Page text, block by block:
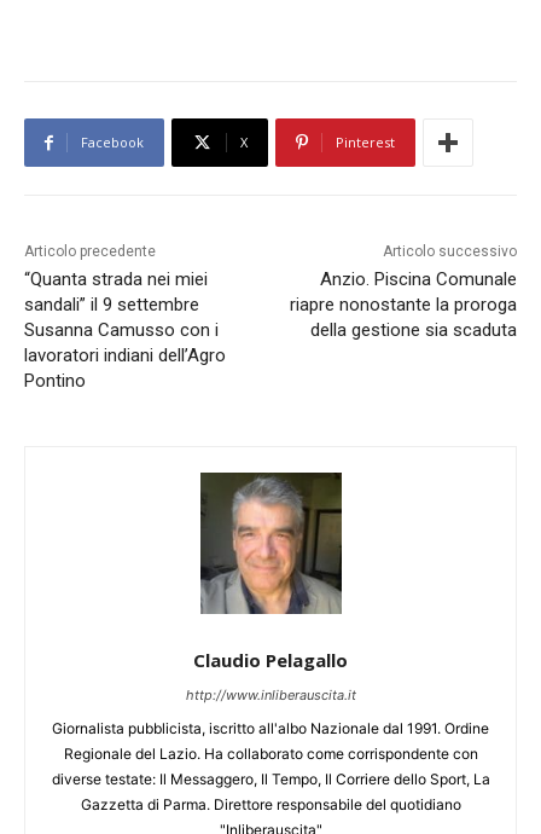
Facebook X Pinterest
Articolo precedente
“Quanta strada nei miei
sandali” il 9 settembre
Susanna Camusso con i
lavoratori indiani dell’Agro
Pontino
Articolo successivo
Anzio. Piscina Comunale
riapre nonostante la proroga
della gestione sia scaduta
Claudio Pelagallo
http://www.inliberauscita.it
Giornalista pubblicista, iscritto all'albo Nazionale dal 1991. Ordine
Regionale del Lazio. Ha collaborato come corrispondente con
diverse testate: Il Messaggero, Il Tempo, Il Corriere dello Sport, La
Gazzetta di Parma. Direttore responsabile del quotidiano
"Inliberauscita"